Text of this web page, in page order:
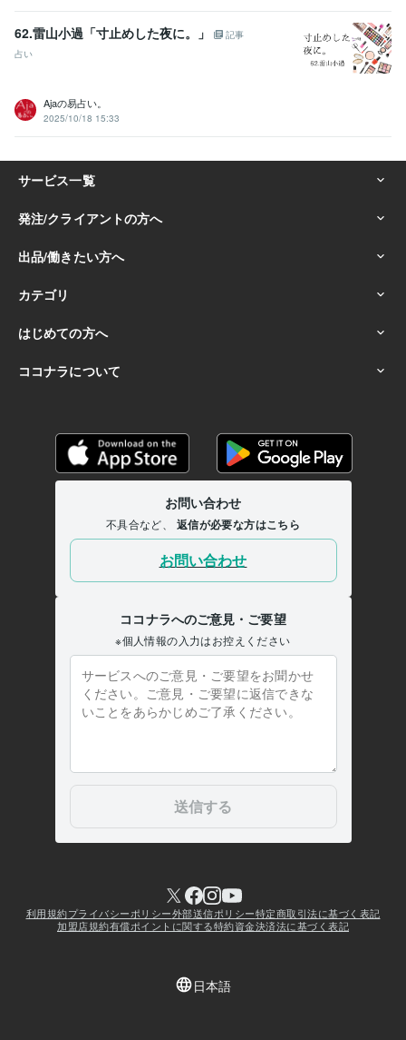
62.雷山小過「寸止めした夜に。」
記事
占い
Ajaの易占い。
2025/10/18 15:33